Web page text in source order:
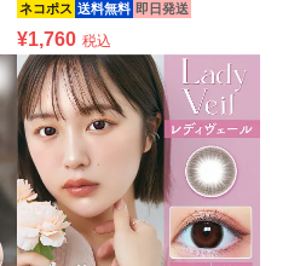
ネコポス 送料無料 即日発送
¥1,760 税込